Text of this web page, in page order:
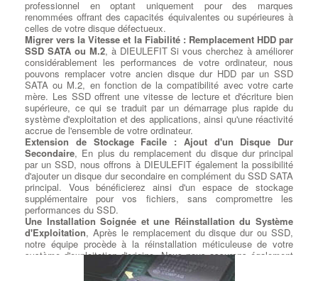
professionnel en optant uniquement pour des marques
renommées offrant des capacités équivalentes ou supérieures à
celles de votre disque défectueux.
Migrer vers la Vitesse et la Fiabilité : Remplacement HDD par
SSD SATA ou M.2, à DIEULEFIT Si vous cherchez à améliorer
considérablement les performances de votre ordinateur, nous
pouvons remplacer votre ancien disque dur HDD par un SSD
SATA ou M.2, en fonction de la compatibilité avec votre carte
mère. Les SSD offrent une vitesse de lecture et d'écriture bien
supérieure, ce qui se traduit par un démarrage plus rapide du
système d'exploitation et des applications, ainsi qu'une réactivité
accrue de l'ensemble de votre ordinateur.
Extension de Stockage Facile : Ajout d'un Disque Dur
Secondaire, En plus du remplacement du disque dur principal
par un SSD, nous offrons à DIEULEFIT également la possibilité
d'ajouter un disque dur secondaire en complément du SSD SATA
principal. Vous bénéficierez ainsi d'un espace de stockage
supplémentaire pour vos fichiers, sans compromettre les
performances du SSD.
Une Installation Soignée et une Réinstallation du Système
d'Exploitation, Après le remplacement du disque dur ou SSD,
notre équipe procède à la réinstallation méticuleuse de votre
système d'exploitation d'origine. Nous nous assurons également
de respecter la licence utilisateur du client pour une expérience